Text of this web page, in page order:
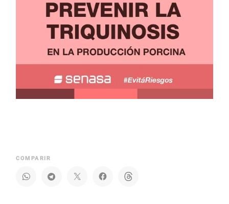
COMPARIR